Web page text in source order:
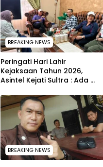
BREAKING NEWS
Peringati Hari Lahir
Kejaksaan Tahun 2026,
Asintel Kejati Sultra : Ada
sampai Adhyaksa Run
BREAKING NEWS